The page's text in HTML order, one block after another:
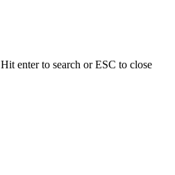
Hit enter to search or ESC to close